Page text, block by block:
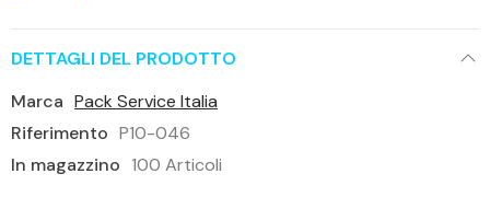
DETTAGLI DEL PRODOTTO
Marca Pack Service Italia
Riferimento P10-046
In magazzino 100 Articoli